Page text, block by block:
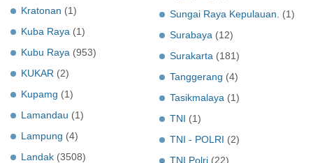
Kratonan (1)
Kuba Raya (1)
Kubu Raya (953)
KUKAR (2)
Kupamg (1)
Lamandau (1)
Lampung (4)
Landak (3508)
Sungai Raya Kepulauan. (1)
Surabaya (12)
Surakarta (181)
Tanggerang (4)
Tasikmalaya (1)
TNI (1)
TNI - POLRI (2)
TNI Polri (22)